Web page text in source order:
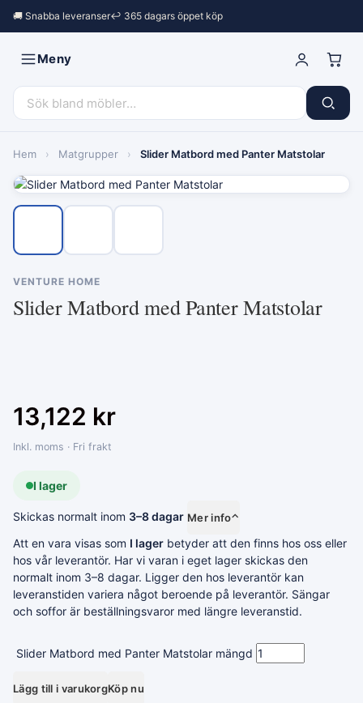
🚚 Snabba leveranser↩︎ 365 dagars öppet köp
Meny
Hem › Matgrupper › Slider Matbord med Panter Matstolar
VENTURE HOME
Slider Matbord med Panter Matstolar
13,122 kr
Inkl. moms · Fri frakt
I lager
Skickas normalt inom 3–8 dagar Mer info⌃
Att en vara visas som I lager betyder att den finns hos oss eller
hos vår leverantör. Har vi varan i eget lager skickas den
normalt inom 3–8 dagar. Ligger den hos leverantör kan
leveranstiden variera något beroende på leverantör. Sängar
och soffor är beställningsvaror med längre leveranstid.
Slider Matbord med Panter Matstolar mängd
Lägg till i varukorgKöp nu